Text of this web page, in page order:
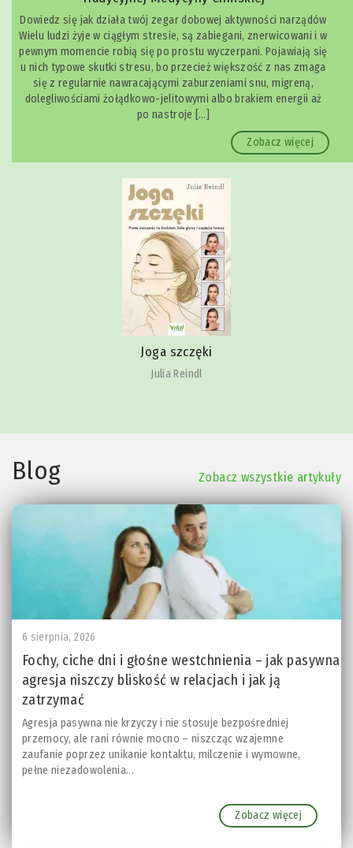
Dowiedz się jak działa twój zegar dobowej aktywności narządów
Wielu ludzi żyje w ciągłym stresie, są zabiegani, znerwicowani i w
pewnym momencie robią się po prostu wyczerpani. Pojawiają się
u nich typowe skutki stresu, bo przecież większość z nas zmaga
się z regularnie nawracającymi zaburzeniami snu, migreną,
dolegliwościami żołądkowo-jelitowymi albo brakiem energii aż
po nastroje […]
Zobacz więcej
Joga szczęki
Julia Reindl
Blog Zobacz wszystkie artykuły
6 sierpnia, 2026
Fochy, ciche dni i głośne westchnienia – jak pasywna
agresja niszczy bliskość w relacjach i jak ją
zatrzymać
Agresja pasywna nie krzyczy i nie stosuje bezpośredniej
przemocy, ale rani równie mocno – niszcząc wzajemne
zaufanie poprzez unikanie kontaktu, milczenie i wymowne,
pełne niezadowolenia...
Zobacz więcej